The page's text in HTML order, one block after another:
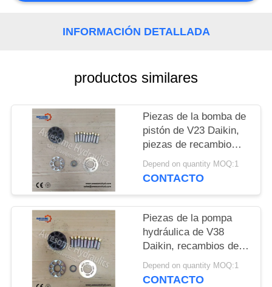
NOTICIAS
INFORMACIÓN DETALLADA
productos similares
Piezas de la bomba de
pistón de V23 Daikin,
piezas de recambio
totalmente permutables
de Daikin
Depend on quantity MOQ:1
CONTACTO
Piezas de la pompa
hydráulica de V38
Daikin, recambios de la
bomba de pistón del
reemplazo
Depend on quantity MOQ:1
CONTACTO